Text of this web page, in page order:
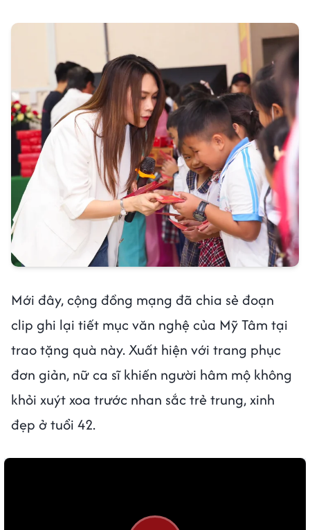
Mới đây, cộng đồng mạng đã chia sẻ đoạn
clip ghi lại tiết mục văn nghệ của Mỹ Tâm tại
trao tặng quà này. Xuất hiện với trang phục
đơn giản, nữ ca sĩ khiến người hâm mộ không
khỏi xuýt xoa trước nhan sắc trẻ trung, xinh
đẹp ở tuổi 42.